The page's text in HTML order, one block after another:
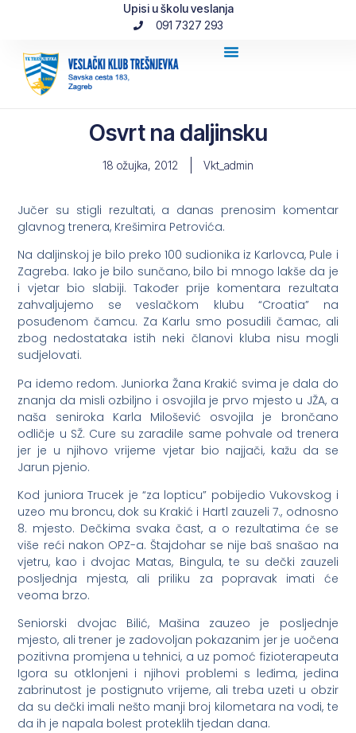
Upisi u školu veslanja
091 7327 293
Osvrt na daljinsku
18 ožujka, 2012 Vkt_admin
Jučer su stigli rezultati, a danas prenosim komentar
glavnog trenera, Krešimira Petrovića.
Na daljinskoj je bilo preko 100 sudionika iz Karlovca, Pule i
Zagreba. Iako je bilo sunčano, bilo bi mnogo lakše da je
i vjetar bio slabiji. Također prije komentara rezultata
zahvaljujemo se veslačkom klubu “Croatia” na
posuđenom čamcu. Za Karlu smo posudili čamac, ali
zbog nedostataka istih neki članovi kluba nisu mogli
sudjelovati.
Pa idemo redom. Juniorka Žana Krakić svima je dala do
znanja da misli ozbiljno i osvojila je prvo mjesto u JŽA, a
naša seniroka Karla Milošević osvojila je brončano
odličje u SŽ. Cure su zaradile same pohvale od trenera
jer je u njihovo vrijeme vjetar bio najjači, kažu da se
Jarun pjenio.
Kod juniora Trucek je “za lopticu” pobijedio Vukovskog i
uzeo mu broncu, dok su Krakić i Hartl zauzeli 7., odnosno
8. mjesto. Dečkima svaka čast, a o rezultatima će se
više reći nakon OPZ-a. Štajdohar se nije baš snašao na
vjetru, kao i dvojac Matas, Bingula, te su dečki zauzeli
posljednja mjesta, ali priliku za popravak imati će
veoma brzo.
Seniorski dvojac Bilić, Mašina zauzeo je posljednje
mjesto, ali trener je zadovoljan pokazanim jer je uočena
pozitivna promjena u tehnici, a uz pomoć fizioterapeuta
Igora su otklonjeni i njihovi problemi s leđima, jedina
zabrinutost je postignuto vrijeme, ali treba uzeti u obzir
da su dečki imali nešto manji broj kilometara na vodi, te
da ih je napala bolest proteklih tjedan dana.